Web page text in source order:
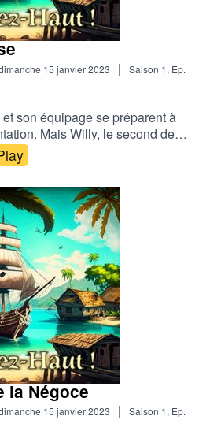
15 janvier 2023 | Saison 1, Ep.
son équipage se préparent à
Mais Willy, le second de
que Barbe Noire et Stede
devancés...
la Négoce
15 janvier 2023 | Saison 1, Ep.